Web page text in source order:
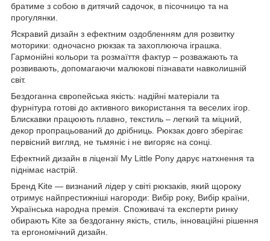
братиме з собою в дитячий садочок, в пісочницю та на
прогулянки.
Яскравий дизайн з ефектним оздобленням для розвитку
моторики: одночасно рюкзак та захоплююча іграшка.
Гармонійні кольори та розмаїття фактур – розважають та
розвивають, допомагаючи малюкові пізнавати навколишній
світ.
Бездоганна європейська якість: надійні матеріали та
фурнітура готові до активного використання та веселих ігор.
Блискавки працюють плавно, текстиль – легкий та міцний,
декор пропрацьований до дрібниць. Рюкзак довго зберігає
первісний вигляд, не тьмяніє і не вигоряє на сонці.
Ефектний дизайн в ліцензії My Little Pony дарує натхнення та
піднімає настрій.
Бренд Kite — визнаний лідер у світі рюкзаків, який щороку
отримує найпрестижніші нагороди: Вибір року, Вибір країни,
Українська народна премія. Споживачі та експерти ринку
обирають Kite за бездоганну якість, стиль, інноваційні рішення
та ергономічний дизайн.